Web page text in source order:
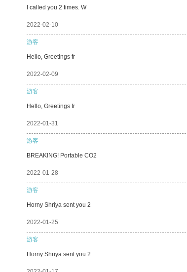
I called you 2 times. W
2022-02-10
游客
Hello, Greetings fr
2022-02-09
游客
Hello, Greetings fr
2022-01-31
游客
BREAKING! Portable CO2
2022-01-28
游客
Horny Shriya sent you 2
2022-01-25
游客
Horny Shriya sent you 2